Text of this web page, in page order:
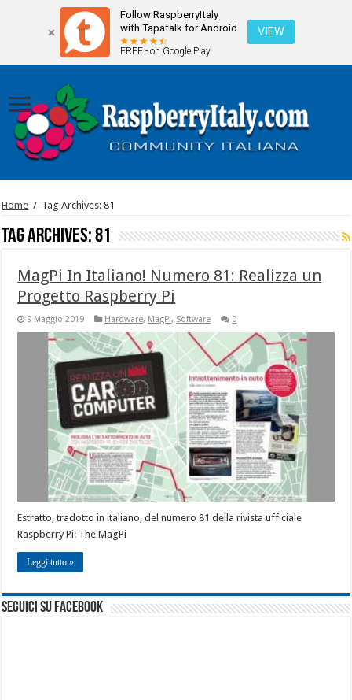
Follow RaspberryItaly
with Tapatalk for Android
FREE - on Google Play
VIEW
Home / Tag Archives: 81
Tag Archives:81
MagPi In Italiano! Numero 81: Realizza un
Progetto Raspberry Pi
9 Maggio 2019 Hardware, MagPi, Software 0
Estratto, tradotto in italiano, del numero 81 della rivista ufficiale
Raspberry Pi: The MagPi
Leggi tutto »
seguici su facebook